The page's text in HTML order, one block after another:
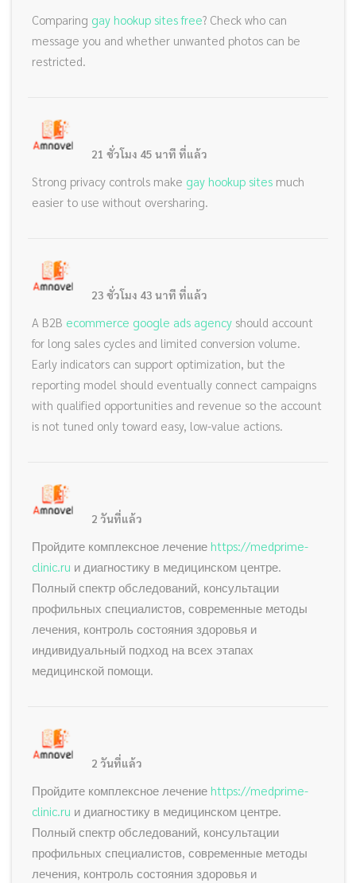
Comparing gay hookup sites free? Check who can
message you and whether unwanted photos can be
restricted.
21 ชั่วโมง 45 นาที ที่แล้ว
Strong privacy controls make gay hookup sites much
easier to use without oversharing.
23 ชั่วโมง 43 นาที ที่แล้ว
A B2B ecommerce google ads agency should account
for long sales cycles and limited conversion volume.
Early indicators can support optimization, but the
reporting model should eventually connect campaigns
with qualified opportunities and revenue so the account
is not tuned only toward easy, low-value actions.
2 วันที่แล้ว
Пройдите комплексное лечение https://medprime-
clinic.ru и диагностику в медицинском центре.
Полный спектр обследований, консультации
профильных специалистов, современные методы
лечения, контроль состояния здоровья и
индивидуальный подход на всех этапах
медицинской помощи.
2 วันที่แล้ว
Пройдите комплексное лечение https://medprime-
clinic.ru и диагностику в медицинском центре.
Полный спектр обследований, консультации
профильных специалистов, современные методы
лечения, контроль состояния здоровья и